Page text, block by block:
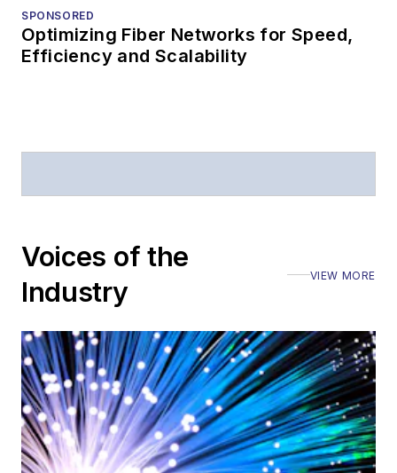
SPONSORED
Optimizing Fiber Networks for Speed,
Efficiency and Scalability
Voices of the
Industry
VIEW MORE